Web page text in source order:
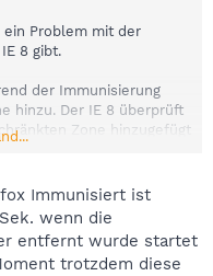
ein Problem mit der
8 gibt.
der Immunisierung
hinzu. Der IE 8 überprüft
Zone hinzugefügt
von IE 8
ist die
oder den IE 7 zu nutzen.
Immunisiert ist
wenn die
entfernt wurde startet
trotzdem diese